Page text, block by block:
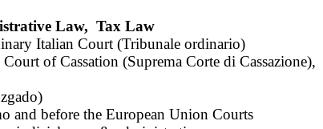
Law, Tax Law
Italian Court (Tribunale ordinario)
of Cassation (Suprema Corte di Cassazione),
and before the European Union Courts